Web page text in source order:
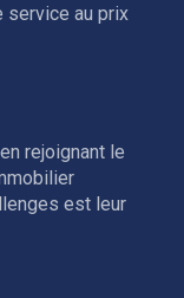
service au prix
rejoignant le
est leur